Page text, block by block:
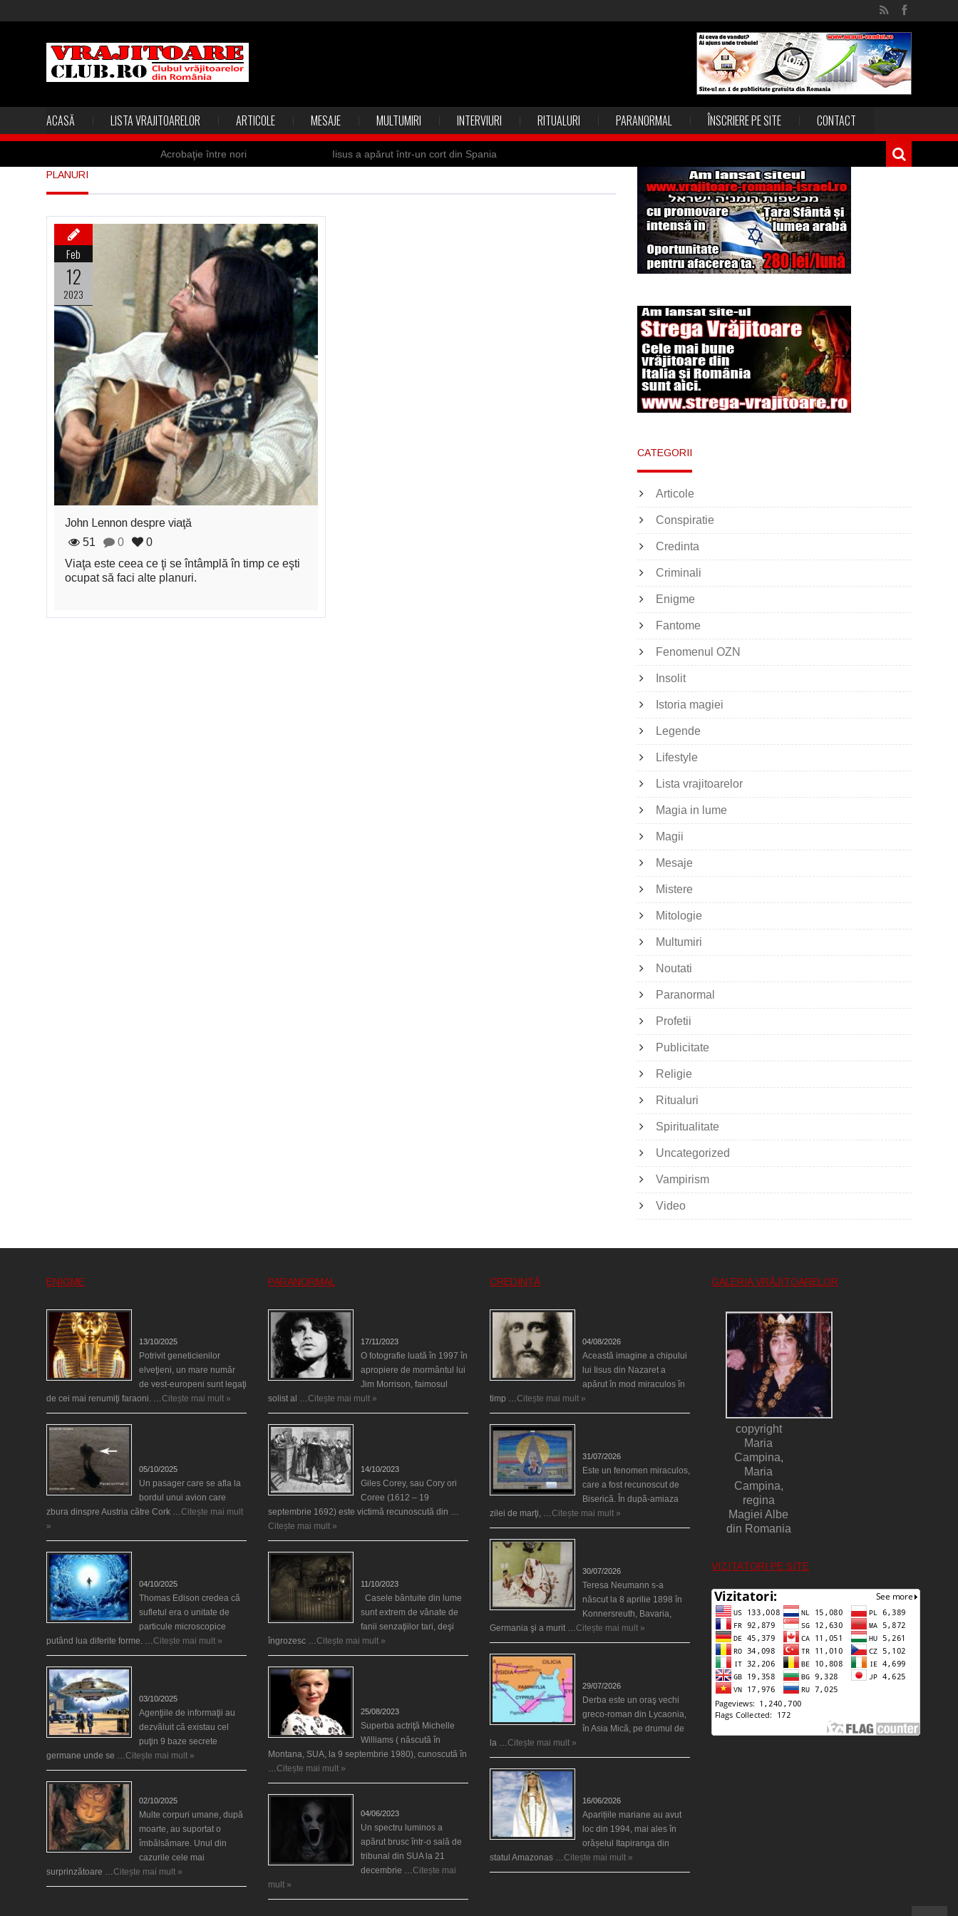
ACASĂ LISTA VRAJITOARELOR ARTICOLE MESAJE MULTUMIRI INTERVIURI RITUALURI PARANORMAL ÎNSCRIERE PE SITE CONTACT
Acrobaţie între nori Iisus a apărut într-un cort din Spania
Magia în Thailanda
Derba, un oraş misterios vizitat şi de sfântul Petre
Şi-a vândut soţia pentru un ritual de magie neagră
PLANURI
Feb
12
2023
John Lennon despre viaţă
51
0
0
Viaţa este ceea ce ţi se întâmplă în timp ce eşti
ocupat să faci alte planuri.
CATEGORII
Articole
Conspiratie
Credinta
Criminali
Enigme
Fantome
Fenomenul OZN
Insolit
Istoria magiei
Legende
Lifestyle
Lista vrajitoarelor
Magia in lume
Magii
Mesaje
Mistere
Mitologie
Multumiri
Noutati
Paranormal
Profetii
Publicitate
Religie
Ritualuri
Spiritualitate
Uncategorized
Vampirism
Video
ENIGME
13/10/2025
Potrivit geneticienilor
elveţieni, un mare număr
de vest-europeni sunt legaţi
de cei mai renumiţi faraoni. …Citește mai mult »
05/10/2025
Un pasager care se afla la
bordul unui avion care
zbura dinspre Austria către Cork …Citește mai mult
»
04/10/2025
Thomas Edison credea că
sufletul era o unitate de
particule microscopice
putând lua diferite forme. …Citește mai mult »
03/10/2025
Agenţiile de informaţii au
dezvăluit că existau cel
puţin 9 baze secrete
germane unde se …Citește mai mult »
02/10/2025
Multe corpuri umane, după
moarte, au suportat o
îmbălsămare. Unul din
cazurile cele mai
surprinzătoare …Citește mai mult »
PARANORMAL
17/11/2023
O fotografie luată în 1997 în
apropiere de mormântul lui
Jim Morrison, faimosul
solist al …Citește mai mult »
14/10/2023
Giles Corey, sau Cory ori
Coree (1612 – 19
septembrie 1692) este victimă recunoscută din …
Citește mai mult »
11/10/2023
Casele bântuite din lume
sunt extrem de vânate de
fanii senzaţiilor tari, deşi
îngrozesc …Citește mai mult »
25/08/2023
Superba actriţă Michelle
Williams ( născută în
Montana, SUA, la 9 septembrie 1980), cunoscută în
…Citește mai mult »
04/06/2023
Un spectru luminos a
apărut brusc într-o sală de
tribunal din SUA la 21
decembrie …Citește mai
mult »
CREDINȚĂ
04/08/2026
Această imagine a chipului
lui Iisus din Nazaret a
apărut în mod miraculos în
timp …Citește mai mult »
31/07/2026
Este un fenomen miraculos,
care a fost recunoscut de
Biserică. În după-amiaza
zilei de marţi, …Citește mai mult »
30/07/2026
Teresa Neumann s-a
născut la 8 aprilie 1898 în
Konnersreuth, Bavaria,
Germania şi a murit …Citește mai mult »
29/07/2026
Derba este un oraş vechi
greco-roman din Lycaonia,
în Asia Mică, pe drumul de
la …Citește mai mult »
16/06/2026
Aparițiile mariane au avut
loc din 1994, mai ales în
orășelul Itapiranga din
statul Amazonas …Citește mai mult »
GALERIA VRĂJITOARELOR
copyright
Maria
Campina,
Maria
Campina,
regina
Magiei Albe
din Romania
VIZITATORI PE SITE